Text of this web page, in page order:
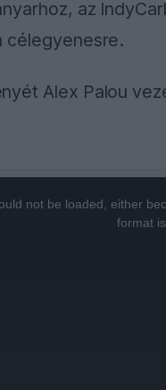
az
célegyenesre.
Alex Palou
not be loaded, either
format